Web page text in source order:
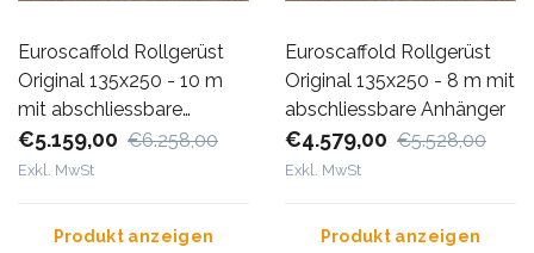
Euroscaffold Rollgerüst
Original 135x250 - 10 m
mit abschliessbare
Anhänger
€5.159,00 €6.258,00
Exkl. MwSt
Produkt anzeigen
Euroscaffold Rollgerüst
Original 135x250 - 8 m mit
abschliessbare Anhänger
€4.579,00 €5.528,00
Exkl. MwSt
Produkt anzeigen